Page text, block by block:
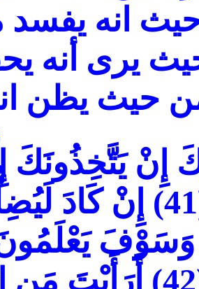
انه
يرى أنه
حيث يظن
إِنْ يَتَّخِذُونَكَ
إِنْ كَادَ
وَسَوْفَ
أَرَأَيْتَ مَنِ